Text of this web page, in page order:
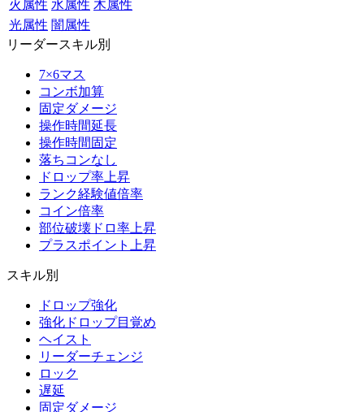
火属性 水属性 木属性
光属性 闇属性
リーダースキル別
7×6マス
コンボ加算
固定ダメージ
操作時間延長
操作時間固定
落ちコンなし
ドロップ率上昇
ランク経験値倍率
コイン倍率
部位破壊ドロ率上昇
プラスポイント上昇
スキル別
ドロップ強化
強化ドロップ目覚め
ヘイスト
リーダーチェンジ
ロック
遅延
固定ダメージ